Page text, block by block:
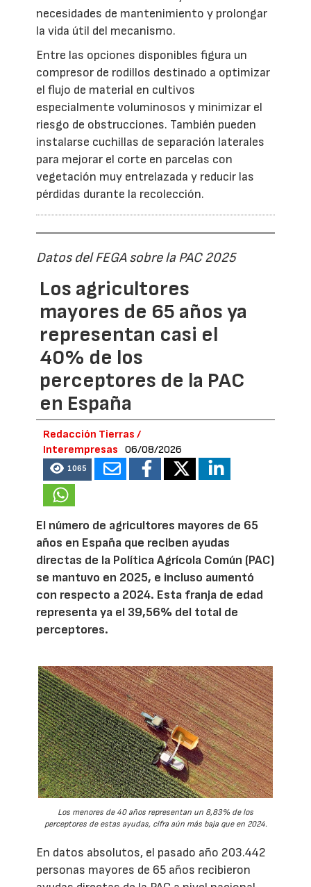
necesidades de mantenimiento y prolongar
la vida útil del mecanismo.
Entre las opciones disponibles figura un
compresor de rodillos destinado a optimizar
el flujo de material en cultivos
especialmente voluminosos y minimizar el
riesgo de obstrucciones. También pueden
instalarse cuchillas de separación laterales
para mejorar el corte en parcelas con
vegetación muy entrelazada y reducir las
pérdidas durante la recolección.
Datos del FEGA sobre la PAC 2025
Los agricultores
mayores de 65 años ya
representan casi el
40% de los
perceptores de la PAC
en España
Redacción Tierras /
Interempresas
06/08/2026
1065
El número de agricultores mayores de 65
años en España que reciben ayudas
directas de la Política Agrícola Común (PAC)
se mantuvo en 2025, e incluso aumentó
con respecto a 2024. Esta franja de edad
representa ya el 39,56% del total de
perceptores.
Los menores de 40 años representan un 8,83% de los
perceptores de estas ayudas, cifra aún más baja que en 2024.
En datos absolutos, el pasado año 203.442
personas mayores de 65 años recibieron